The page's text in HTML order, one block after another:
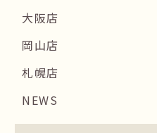
大阪店
岡山店
札幌店
NEWS